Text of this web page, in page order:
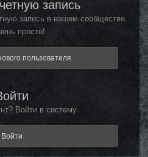
запись
запись в нашем сообществе.
просто!
пользователя
Войти в систему.
Войти